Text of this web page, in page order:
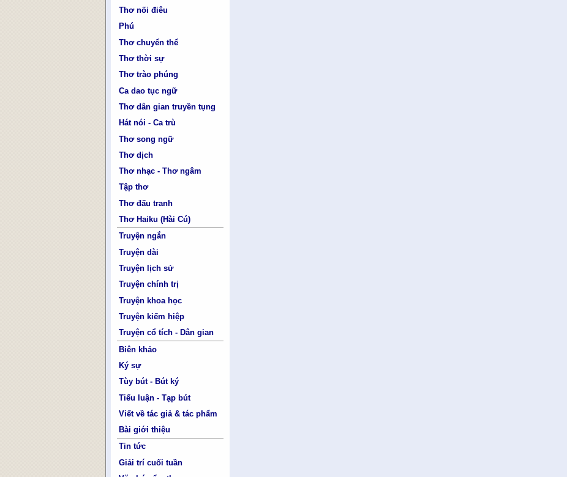
Thơ nối điêu
Phú
Thơ chuyển thể
Thơ thời sự
Thơ trào phúng
Ca dao tục ngữ
Thơ dân gian truyền tụng
Hát nói - Ca trù
Thơ song ngữ
Thơ dịch
Thơ nhạc - Thơ ngâm
Tập thơ
Thơ đấu tranh
Thơ Haiku (Hài Cú)
Truyện ngắn
Truyện dài
Truyện lịch sử
Truyện chính trị
Truyện khoa học
Truyện kiếm hiệp
Truyện cổ tích - Dân gian
Biên khảo
Ký sự
Tùy bút - Bút ký
Tiểu luận - Tạp bút
Viết về tác giả & tác phẩm
Bài giới thiệu
Tin tức
Giải trí cuối tuần